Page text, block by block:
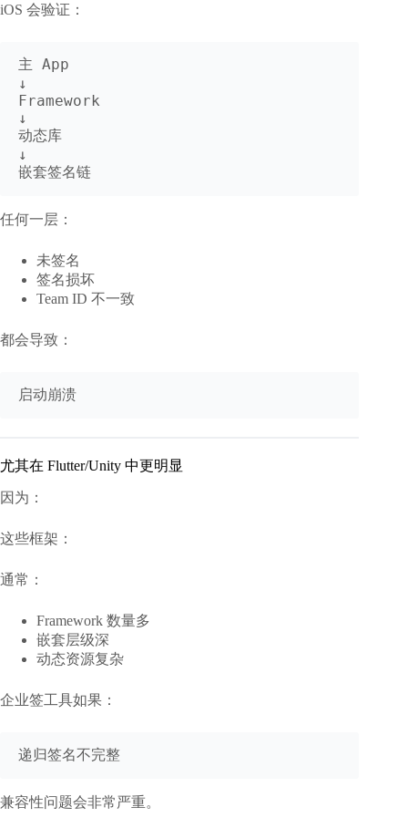
iOS 会验证：
主 App
↓
Framework
↓
动态库
↓
任何一层：
未签名
签名损坏
Team ID 不一致
都会导致：
尤其在 Flutter/Unity 中更明显
因为：
这些框架：
通常：
Framework 数量多
嵌套层级深
动态资源复杂
企业签工具如果：
兼容性问题会非常严重。